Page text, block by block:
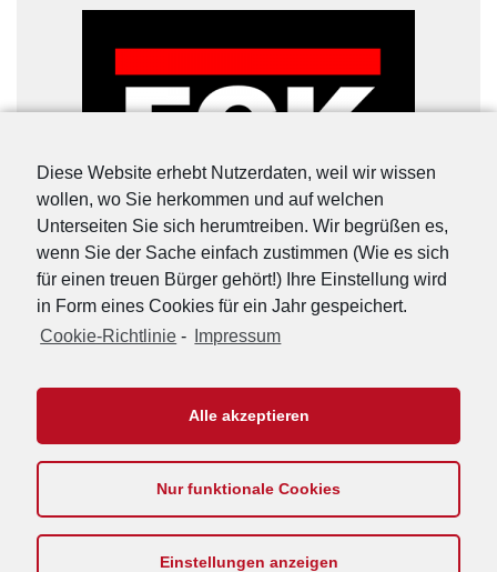
Diese Website erhebt Nutzerdaten, weil wir wissen
wollen, wo Sie herkommen und auf welchen
Unterseiten Sie sich herumtreiben. Wir begrüßen es,
wenn Sie der Sache einfach zustimmen (Wie es sich
für einen treuen Bürger gehört!) Ihre Einstellung wird
in Form eines Cookies für ein Jahr gespeichert.
Cookie-Richtlinie - Impressum
Alle akzeptieren
Nur funktionale Cookies
Einstellungen anzeigen
Footer